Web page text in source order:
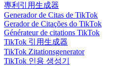
專利引用生成器
Generador de Citas de TikTok
Gerador de Citações do TikTok
Générateur de citations TikTok
TikTok 引用生成器
TikTok Zitationsgenerator
TikTok 인용 생성기